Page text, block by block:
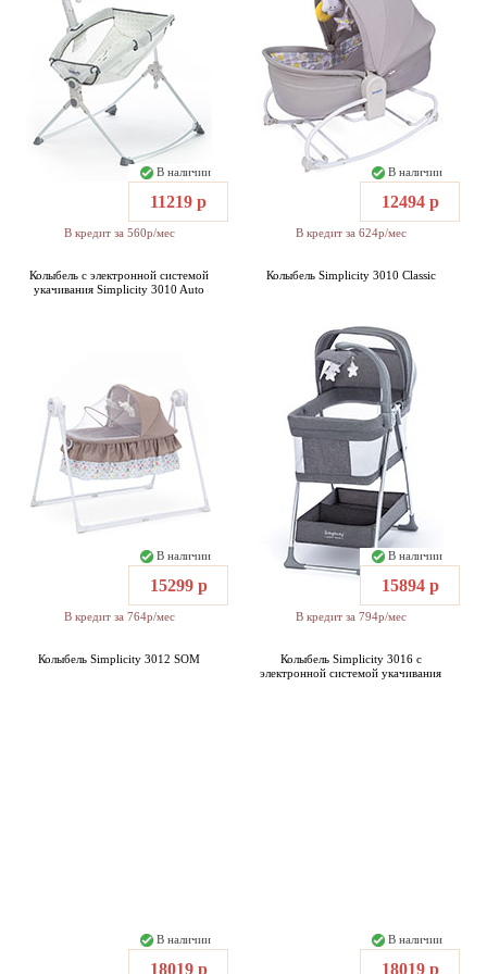
В наличии
11219 р
В кредит за 560р/мес
В наличии
12494 р
В кредит за 624р/мес
Колыбель с электронной системой
укачивания Simplicity 3010 Auto
В наличии
15299 р
В кредит за 764р/мес
Колыбель Simplicity 3010 Classic
В наличии
15894 р
В кредит за 794р/мес
Колыбель Simplicity 3012 SOM
В наличии
18019 р
Колыбель Simplicity 3016 с
электронной системой укачивания
В наличии
18019 р